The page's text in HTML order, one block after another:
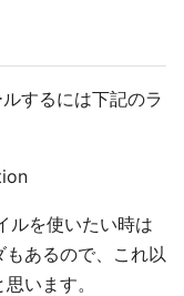
するには下記のラ
ルを使いたい時は
あるので、これ以
います。